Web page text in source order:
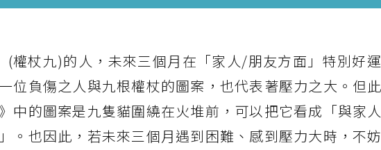
(權杖九)的人，未來三個月在「家人/朋友方面」特別好
位負傷之人與九根權杖的圖案，也代表著壓力之大。但
中的圖案是九隻貓圍繞在火堆前，可以把它看成「與家
。也因此，若未來三個月遇到困難、感到壓力大時，不